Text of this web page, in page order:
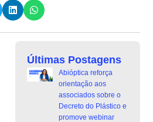
Últimas Postagens
Abióptica reforça
orientação aos
associados sobre o
Decreto do Plástico e
promove webinar